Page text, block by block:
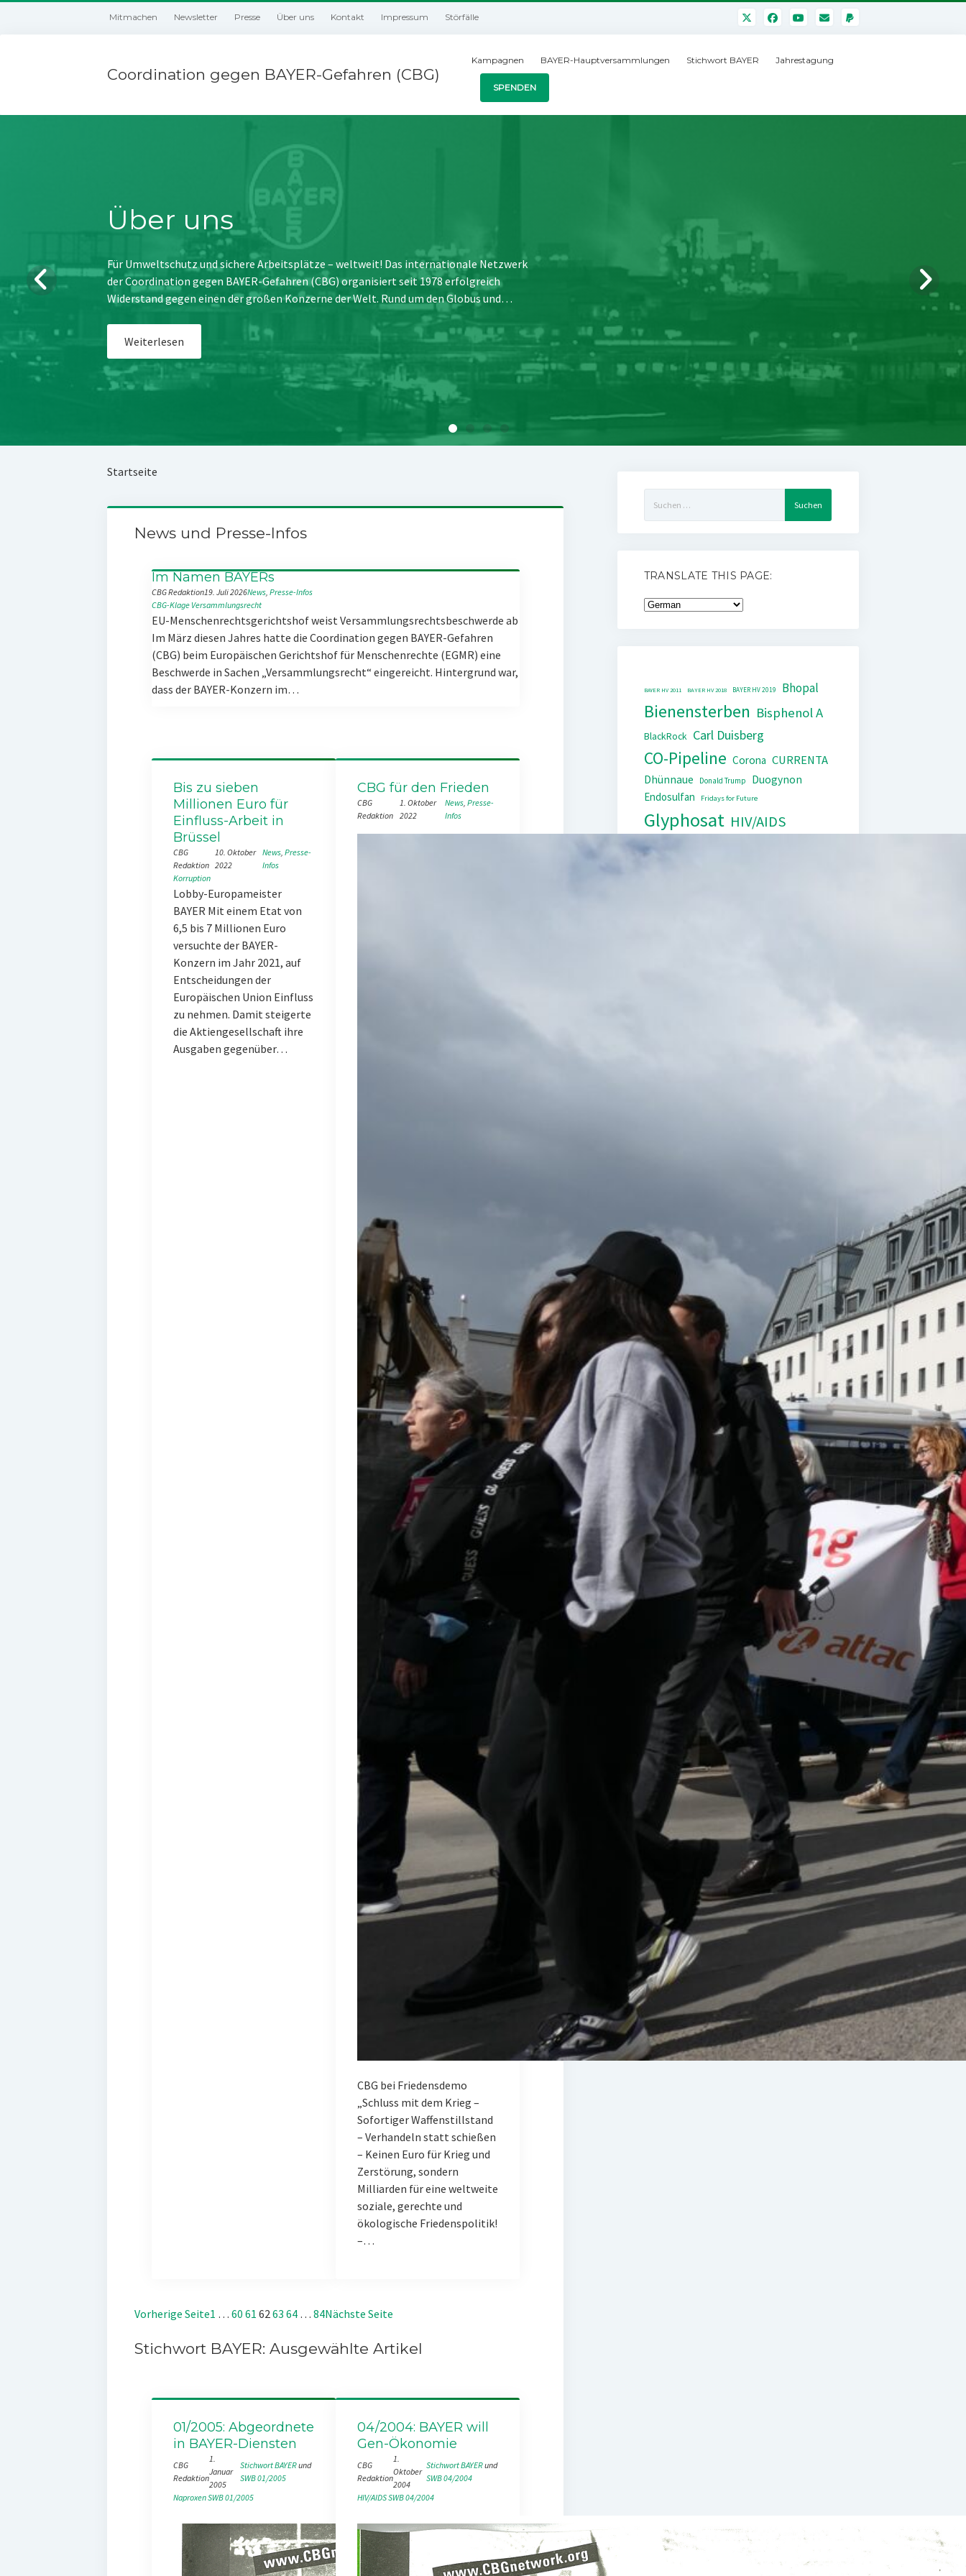
Mitmachen Newsletter Presse Über uns Kontakt Impressum Störfälle
Coordination gegen BAYER-Gefahren (CBG)
Kampagnen BAYER-Hauptversammlungen Stichwort BAYER Jahrestagung
SPENDEN
Über uns
Für Umweltschutz und sichere Arbeitsplätze – weltweit! Das internationale Netzwerk
der Coordination gegen BAYER-Gefahren (CBG) organisiert seit 1978 erfolgreich
Widerstand gegen einen der großen Konzerne der Welt. Rund um den Globus und…
Weiterlesen
Startseite
News und Presse-Infos
Im Namen BAYERs
CBG Redaktion19. Juli 2026News, Presse-Infos
CBG-Klage Versammlungsrecht
EU-Menschenrechtsgerichtshof weist Versammlungsrechtsbeschwerde ab
Im März diesen Jahres hatte die Coordination gegen BAYER-Gefahren
(CBG) beim Europäischen Gerichtshof für Menschenrechte (EGMR) eine
Beschwerde in Sachen „Versammlungsrecht“ eingereicht. Hintergrund war,
dass der BAYER-Konzern im…
Bis zu sieben
Millionen Euro für
Einfluss-Arbeit in
Brüssel
CBG
Redaktion
10. Oktober
2022
News, Presse-
Infos
Korruption
Lobby-Europameister
BAYER Mit einem Etat von
6,5 bis 7 Millionen Euro
versuchte der BAYER-
Konzern im Jahr 2021, auf
Entscheidungen der
Europäischen Union Einfluss
zu nehmen. Damit steigerte
die Aktiengesellschaft ihre
Ausgaben gegenüber…
CBG für den Frieden
CBG
Redaktion
1. Oktober
2022
News, Presse-
Infos
CBG bei Friedensdemo
„Schluss mit dem Krieg –
Sofortiger Waffenstillstand
– Verhandeln statt schießen
– Keinen Euro für Krieg und
Zerstörung, sondern
Milliarden für eine weltweite
soziale, gerechte und
ökologische Friedenspolitik!
–…
Vorherige Seite1 … 60 61 62 63 64 … 84Nächste Seite
Stichwort BAYER: Ausgewählte Artikel
01/2005: Abgeordnete
in BAYER-Diensten
CBG
Redaktion
1.
Januar
2005
Stichwort BAYER
und
SWB 01/2005
NaproxenSWB 01/2005
04/2004: BAYER will
Gen-Ökonomie
CBG
Redaktion
1.
Oktober
2004
Stichwort BAYER
und
SWB 04/2004
HIV/AIDSSWB 04/2004
nach:
TRANSLATE THIS PAGE:
BAYER HV 2011 BAYER HV 2018 BAYER HV 2019 Bhopal
Bienensterben Bisphenol A
BlackRock Carl Duisberg
CO-Pipeline Corona CURRENTA
Dhünnaue Donald Trump
Duogynon
Endosulfan
Fridays for Future
Glyphosat HIV/AIDS
IG Farben